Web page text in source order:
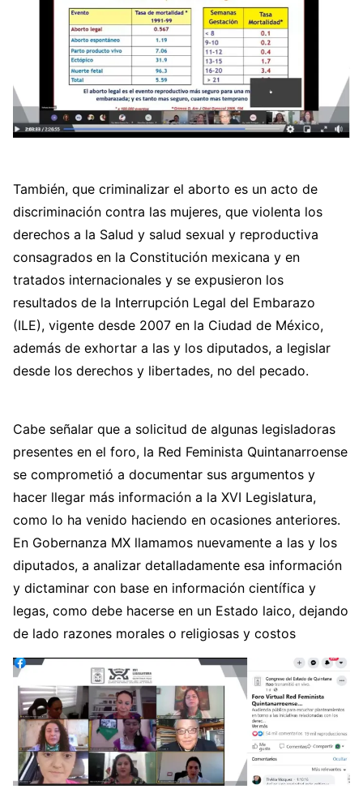
También, que criminalizar el aborto es un acto de
discriminación contra las mujeres, que violenta los
derechos a la Salud y salud sexual y reproductiva
consagrados en la Constitución mexicana y en
tratados internacionales y se expusieron los
resultados de la Interrupción Legal del Embarazo
(ILE), vigente desde 2007 en la Ciudad de México,
además de exhortar a las y los diputados, a legislar
desde los derechos y libertades, no del pecado.
Cabe señalar que a solicitud de algunas legisladoras
presentes en el foro, la Red Feminista Quintanarroense
se comprometió a documentar sus argumentos y
hacer llegar más información a la XVI Legislatura,
como lo ha venido haciendo en ocasiones anteriores.
En Gobernanza MX llamamos nuevamente a las y los
diputados, a analizar detalladamente esa información
y dictaminar con base en información científica y
legas, como debe hacerse en un Estado laico, dejando
de lado razones morales o religiosas y costos